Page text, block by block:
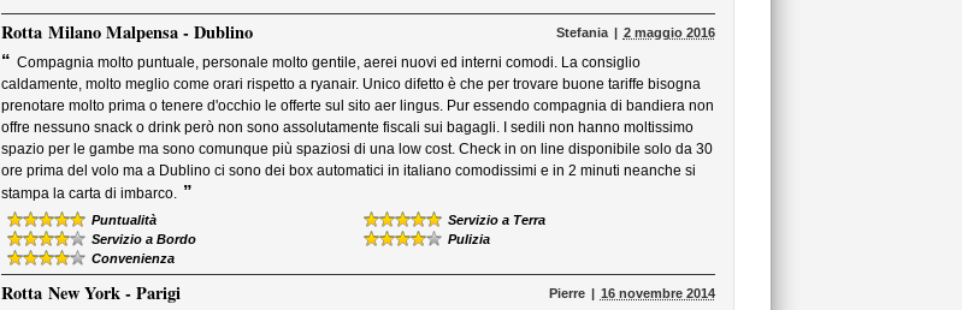
Rotta Milano Malpensa - Dublino Stefania 2 maggio 2016
“ Compagnia molto puntuale, personale molto gentile, aerei nuovi ed interni comodi. La consiglio
caldamente, molto meglio come orari rispetto a ryanair. Unico difetto è che per trovare buone tariffe bisogna
prenotare molto prima o tenere d'occhio le offerte sul sito aer lingus. Pur essendo compagnia di bandiera non
offre nessuno snack o drink però non sono assolutamente fiscali sui bagagli. I sedili non hanno moltissimo
spazio per le gambe ma sono comunque più spaziosi di una low cost. Check in on line disponibile solo da 30
ore prima del volo ma a Dublino ci sono dei box automatici in italiano comodissimi e in 2 minuti neanche si
stampa la carta di imbarco. ”
Puntualità
Servizio a Terra
Servizio a Bordo
Pulizia
Convenienza
Rotta New York - Parigi Pierre 16 novembre 2014